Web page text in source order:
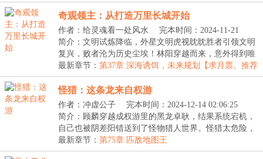
奇观领主：从打造万里长城开始
作者：给灵魂看一处风水
完本时间：2024-11-21
23:35:05
简介：文明试炼降临，外星文明虎视眈眈胜者引领文明
复兴，败者沦为历史尘埃！林阳穿越而来，意外得到唯
一...
最新章节： 第37章 深海诱饵，未来规划【求月票、推荐
票】
怪猎：这条龙来自权游
作者：冲虚公子
完本时间：2024-12-14 02:06:25
简介：顾麟穿越成权游里的黑龙卓耿，结果系统宕机，
自己也被阴差阳错送到了怪物猎人世界。怪猎太危险，
我...
最新章节： 第75章 匹敌地图王